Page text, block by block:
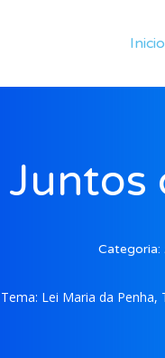
Inicio
Categoria:
Tema: Lei Maria da Penha,